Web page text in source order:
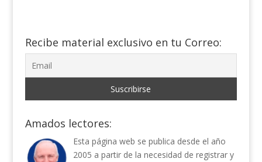
Recibe material exclusivo en tu Correo:
Amados lectores:
Esta página web se publica desde el año
2005 a partir de la necesidad de registrar y